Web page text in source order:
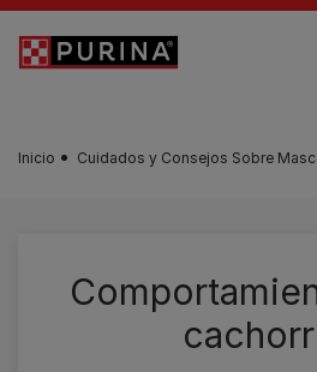
Skip to main content
Inicio Cuidados y Consejos Sobre